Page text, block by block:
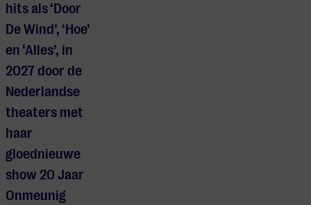
hits als ‘Door
De Wind’, ‘Hoe’
en ‘Alles’, in
2027 door de
Nederlandse
theaters met
haar
gloednieuwe
show 20 Jaar
Onmeunig